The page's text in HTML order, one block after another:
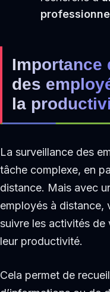
Importance
des
la
La surveillance des
tâche complexe, en
distance. Mais avec
employés à distance,
suivre les activités de
leur productivité.
Cela permet de